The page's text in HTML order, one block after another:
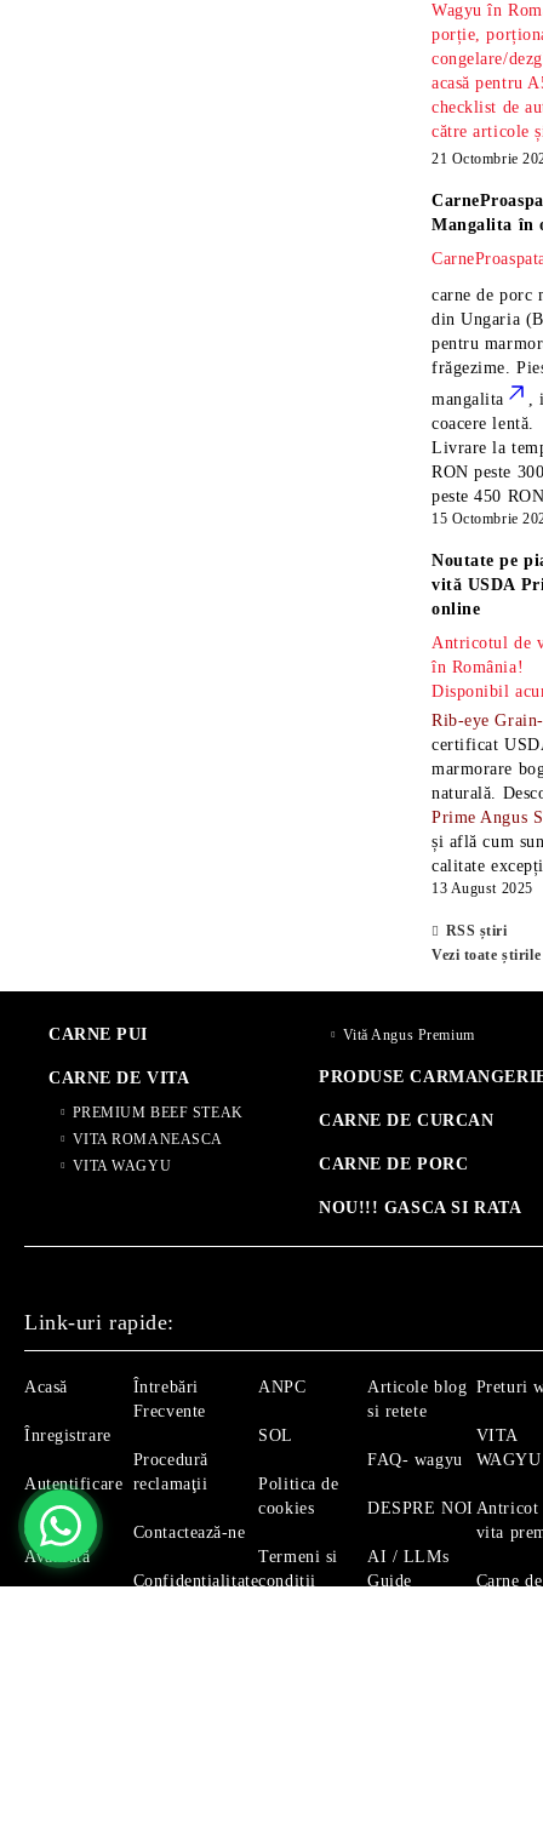
Wagyu în
porție,
congelare/
acasă pentru
checklist de
către articole
21 Octombrie
Mangalita în
carne de porc
din Ungaria
pentru
frăgezime.
mangalita
,
coacere lentă.
Livrare la
RON peste
peste 450
15 Octombrie
Noutate pe
vită USDA
online
Antricotul de
în România!
Disponibil
Rib-eye
certificat
marmorare
naturală.
Prime Angus
și află cum
calitate
13 August 2025
RSS știri
Vezi toate știrile
CARNE PUI
CARNE DE VITA
PREMIUM BEEF STEAK
VITA ROMANEASCA
VITA WAGYU
Vită Angus Premium
PRODUSE
CARNE DE CURCAN
CARNE DE PORC
NOU!!! GASCA SI RATA
Link-uri rapide:
Acasă
Înregistrare
Autentificare
Căutare
Avansată
Întrebări
Frecvente
Procedură
reclamaţii
Contactează-ne
Confidențialitate
ANPC
SOL
Politica de
cookies
Termeni si
conditii
Articole blog
si retete
FAQ- wagyu
DESPRE NOI
AI / LLMs
Guide
Preturi
VITA
WAGYU
Antricot
vita
Carne